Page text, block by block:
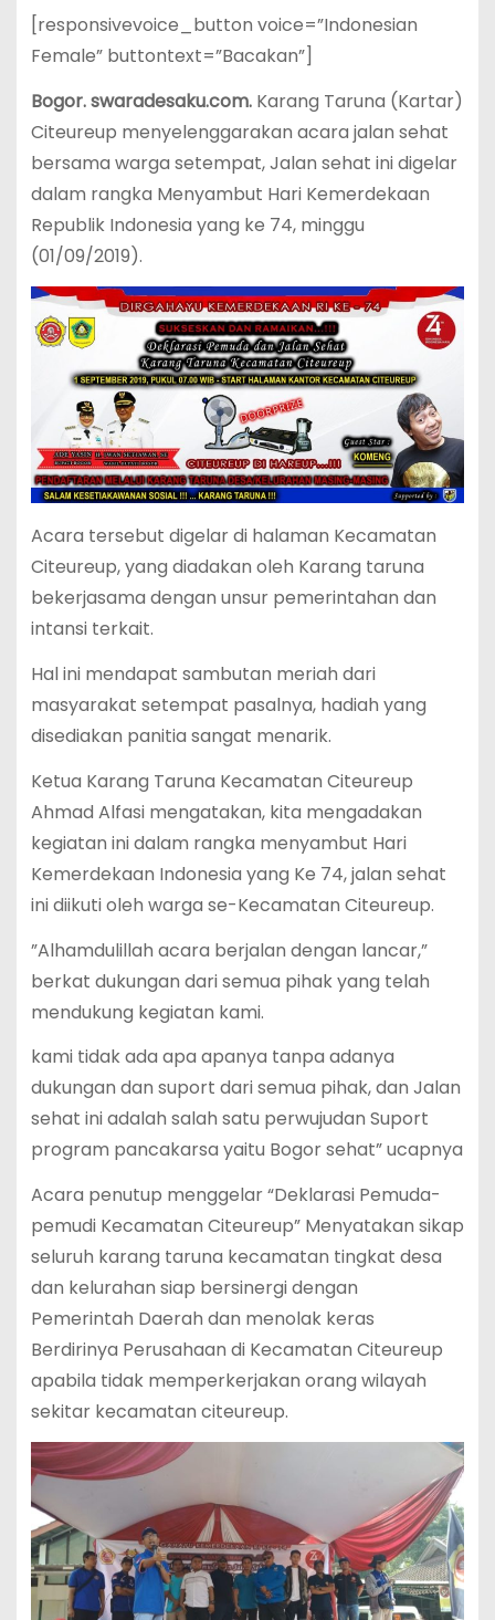
[responsivevoice_button voice=”Indonesian
Female” buttontext=”Bacakan”]
Bogor. swaradesaku.com.Karang Taruna (Kartar)
Citeureup menyelenggarakan acara jalan sehat
bersama warga setempat, Jalan sehat ini digelar
dalam rangka Menyambut Hari Kemerdekaan
Republik Indonesia yang ke 74, minggu
(01/09/2019).
Acara tersebut digelar di halaman Kecamatan
Citeureup, yang diadakan oleh Karang taruna
bekerjasama dengan unsur pemerintahan dan
intansi terkait.
Hal ini mendapat sambutan meriah dari
masyarakat setempat pasalnya, hadiah yang
disediakan panitia sangat menarik.
Ketua Karang Taruna Kecamatan Citeureup
Ahmad Alfasi mengatakan, kita mengadakan
kegiatan ini dalam rangka menyambut Hari
Kemerdekaan Indonesia yang Ke 74, jalan sehat
ini diikuti oleh warga se-Kecamatan Citeureup.
”Alhamdulillah acara berjalan dengan lancar,”
berkat dukungan dari semua pihak yang telah
mendukung kegiatan kami.
kami tidak ada apa apanya tanpa adanya
dukungan dan suport dari semua pihak, dan Jalan
sehat ini adalah salah satu perwujudan Suport
program pancakarsa yaitu Bogor sehat” ucapnya
Acara penutup menggelar “Deklarasi Pemuda-
pemudi Kecamatan Citeureup” Menyatakan sikap
seluruh karang taruna kecamatan tingkat desa
dan kelurahan siap bersinergi dengan
Pemerintah Daerah dan menolak keras
Berdirinya Perusahaan di Kecamatan Citeureup
apabila tidak memperkerjakan orang wilayah
sekitar kecamatan citeureup.